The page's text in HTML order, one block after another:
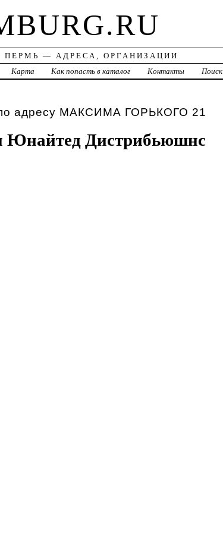
ПЕРМЬ — АДРЕСА, ОРГАНИЗАЦИИ
Карта Как попасть в каталог Контакты Поиск
адресу МАКСИМА ГОРЬКОГО 21
Юнайтед Дистрибьюшнс